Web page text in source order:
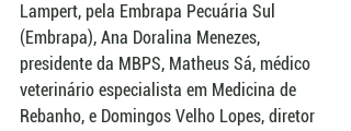
Lampert, pela Embrapa Pecuária Sul
(Embrapa), Ana Doralina Menezes,
presidente da MBPS, Matheus Sá, médico
veterinário especialista em Medicina de
Rebanho, e Domingos Velho Lopes, diretor